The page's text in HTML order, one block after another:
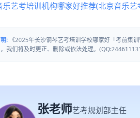
乐艺考培训机构哪家好推荐(北京音乐
: 《2025年长沙钢琴艺考培训学校哪家好「考前集
我们将及时更正、删除或依法处理。
张老师艺考规划部主任